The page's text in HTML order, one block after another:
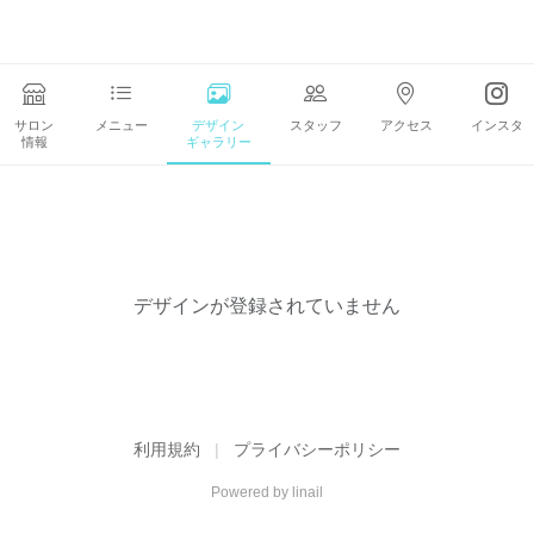
サロン
情報
メニュー
デザイン
ギャラリー
スタッフ アクセス インスタ
デザインが登録されていません
利用規約 プライバシーポリシー
Powered by linail